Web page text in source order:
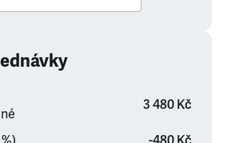
3 480 Kč